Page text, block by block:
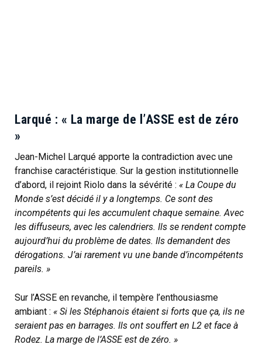
Larqué : « La marge de l’ASSE est de zéro
»
Jean-Michel Larqué apporte la contradiction avec une
franchise caractéristique. Sur la gestion institutionnelle
d’abord, il rejoint Riolo dans la sévérité : « La Coupe du
Monde s’est décidé il y a longtemps. Ce sont des
incompétents qui les accumulent chaque semaine. Avec
les diffuseurs, avec les calendriers. Ils se rendent compte
aujourd’hui du problème de dates. Ils demandent des
dérogations. J’ai rarement vu une bande d’incompétents
pareils. »
Sur l’ASSE en revanche, il tempère l’enthousiasme
ambiant : « Si les Stéphanois étaient si forts que ça, ils ne
seraient pas en barrages. Ils ont souffert en L2 et face à
Rodez. La marge de l’ASSE est de zéro. »